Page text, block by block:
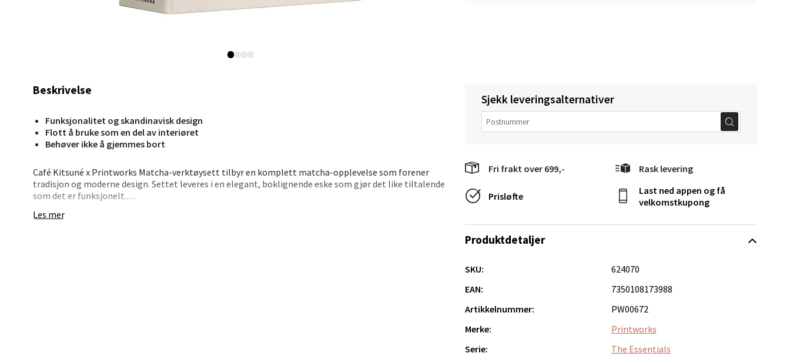
Beskrivelse
Funksjonalitet og skandinavisk design
Flott å bruke som en del av interiøret
Behøver ikke å gjemmes bort
Café Kitsuné x Printworks Matcha-verktøysett tilbyr en komplett matcha-opplevelse som forener
tradisjon og moderne design. Settet leveres i en elegant, boklignende eske som gjør det like tiltalende
som det er funksjonelt.
Innholdet inkluderer:
Les mer
Sjekk leveringsalternativer
Fri frakt over 699,- Rask levering
Prisløfte
Last ned appen og få
velkomstkupong
Produktdetaljer
SKU:
624070
EAN:
7350108173988
Artikkelnummer:
PW00672
Merke:
Printworks
Serie:
The Essentials